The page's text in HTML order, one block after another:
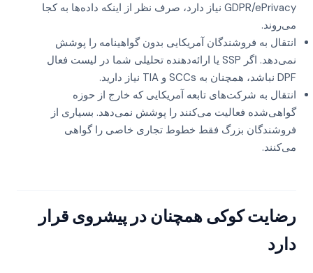
GDPR/ePrivacy نیاز دارد، صرف نظر از اینکه داده‌ها به کجا
می‌روند.
انتقال به فروشندگان آمریکایی بدون گواهینامه را پوشش
نمی‌دهد. اگر SSP یا ارائه‌دهنده تحلیلی شما در لیست فعال
DPF نباشد، همچنان به SCCs و TIA نیاز دارید.
انتقال به شرکت‌های تابعه آمریکایی که خارج از حوزه
گواهی‌شده فعالیت می‌کنند را پوشش نمی‌دهد. بسیاری از
فروشندگان بزرگ فقط خطوط تجاری خاصی را گواهی
می‌کنند.
رضایت کوکی همچنان در پیشروی قرار
دارد